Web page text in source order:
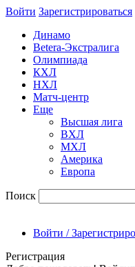
Войти Зарегиcтрироваться
Динамо
Betera-Экстралига
Олимпиада
КХЛ
НХЛ
Матч-центр
Еще
Высшая лига
ВХЛ
МХЛ
Америка
Европа
Поиск
Войти /
Регистрация